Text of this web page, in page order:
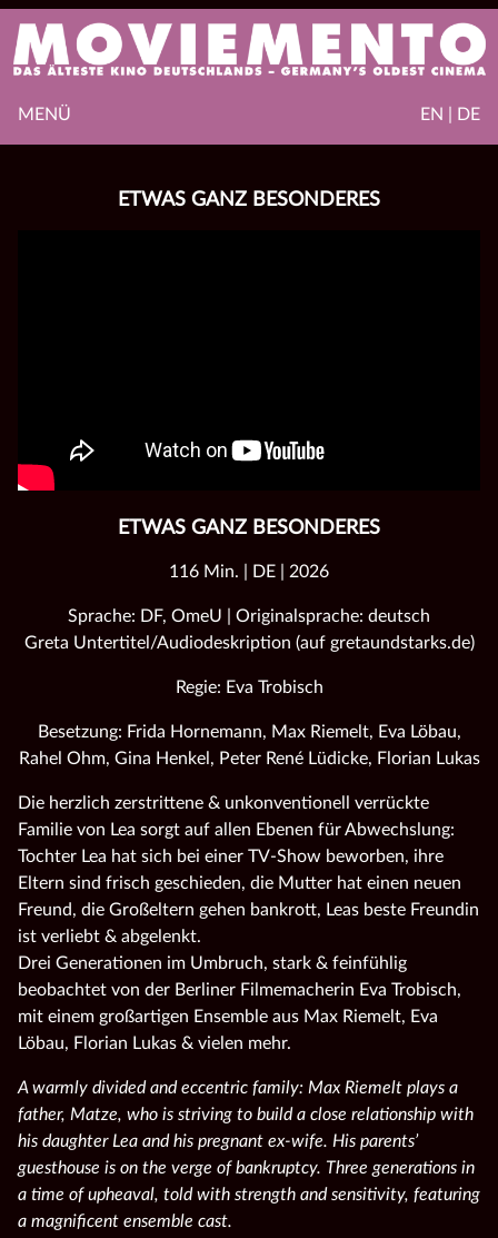
EN | DE
MENÜ
ETWAS GANZ BESONDERES
ETWAS GANZ BESONDERES
116 Min. | DE | 2026
Sprache: DF, OmeU | Originalsprache: deutsch
Greta Untertitel/Audiodeskription (auf gretaundstarks.de)
Regie: Eva Trobisch
Besetzung: Frida Hornemann, Max Riemelt, Eva Löbau,
Rahel Ohm, Gina Henkel, Peter René Lüdicke, Florian Lukas
Die herzlich zerstrittene & unkonventionell verrückte
Familie von Lea sorgt auf allen Ebenen für Abwechslung:
Tochter Lea hat sich bei einer TV-Show beworben, ihre
Eltern sind frisch geschieden, die Mutter hat einen neuen
Freund, die Großeltern gehen bankrott, Leas beste Freundin
ist verliebt & abgelenkt.
Drei Generationen im Umbruch, stark & feinfühlig
beobachtet von der Berliner Filmemacherin Eva Trobisch,
mit einem großartigen Ensemble aus Max Riemelt, Eva
Löbau, Florian Lukas & vielen mehr.
A warmly divided and eccentric family: Max Riemelt plays a
father, Matze, who is striving to build a close relationship with
his daughter Lea and his pregnant ex-wife. His parents’
guesthouse is on the verge of bankruptcy. Three generations in
a time of upheaval, told with strength and sensitivity, featuring
a magnificent ensemble cast.